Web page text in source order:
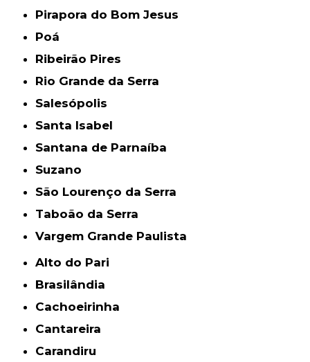
Pirapora do Bom Jesus
Poá
Ribeirão Pires
Rio Grande da Serra
Salesópolis
Santa Isabel
Santana de Parnaíba
Suzano
São Lourenço da Serra
Taboão da Serra
Vargem Grande Paulista
Alto do Pari
Brasilândia
Cachoeirinha
Cantareira
Carandiru